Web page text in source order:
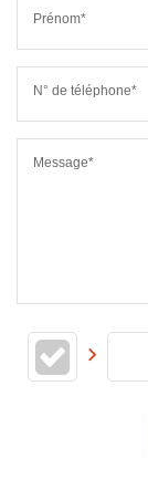
Prénom*
N° de téléphone*
Message*